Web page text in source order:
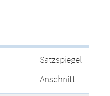
Satzspiegel
Anschnitt